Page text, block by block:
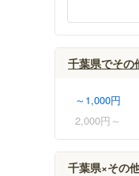
千葉県でその
～1,000円
2,000円～
千葉県×その